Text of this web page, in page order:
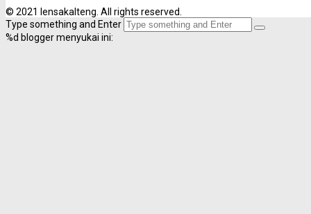
© 2021 lensakalteng. All rights reserved.
Type something and Enter
%d blogger menyukai ini: